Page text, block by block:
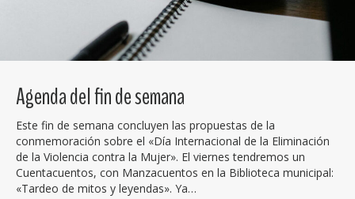
Agenda del fin de semana
Este fin de semana concluyen las propuestas de la
conmemoración sobre el «Día Internacional de la Eliminación
de la Violencia contra la Mujer». El viernes tendremos un
Cuentacuentos, con Manzacuentos en la Biblioteca municipal:
«Tardeo de mitos y leyendas». Ya…